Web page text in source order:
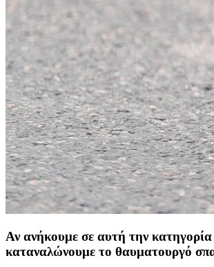
Αν ανήκουμε σε αυτή την κατηγορία
καταναλώνουμε το θαυματουργό